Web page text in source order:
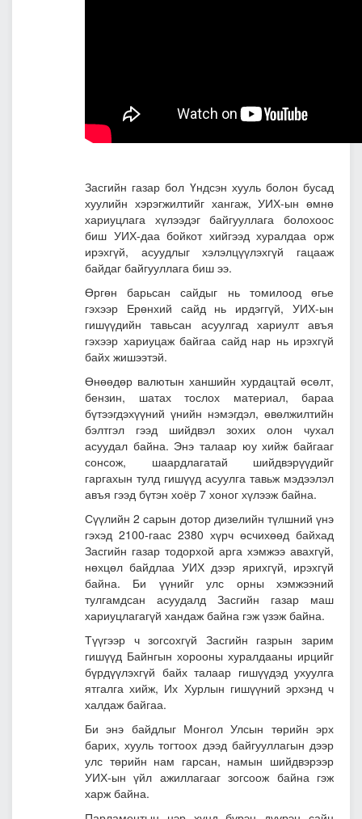
Засгийн газар бол Үндсэн хууль болон бусад
хуулийн хэрэгжилтийг хангаж, УИХ-ын өмнө
хариуцлага хүлээдэг байгууллага болохоос
биш УИХ-даа бойкот хийгээд хуралдаа орж
ирэхгүй, асуудлыг хэлэлцүүлэхгүй гацааж
байдаг байгууллага биш ээ.
Өргөн барьсан сайдыг нь томилоод өгье
гэхээр Ерөнхий сайд нь ирдэггүй, УИХ-ын
гишүүдийн тавьсан асуулгад хариулт авъя
гэхээр хариуцаж байгаа сайд нар нь ирэхгүй
байх жишээтэй.
Өнөөдөр валютын ханшийн хурдацтай өсөлт,
бензин, шатах тослох материал, бараа
бүтээгдэхүүний үнийн нэмэгдэл, өвөлжилтийн
бэлтгэл гээд шийдвэл зохих олон чухал
асуудал байна. Энэ талаар юу хийж байгааг
сонсож, шаардлагатай шийдвэрүүдийг
гаргахын тулд гишүүд асуулга тавьж мэдээлэл
авъя гээд бүтэн хоёр 7 хоног хүлээж байна.
Сүүлийн 2 сарын дотор дизелийн түлшний үнэ
гэхэд 2100-гаас 2380 хүрч өсчихөөд байхад
Засгийн газар тодорхой арга хэмжээ авахгүй,
нөхцөл байдлаа УИХ дээр ярихгүй, ирэхгүй
байна. Би үүнийг улс орны хэмжээний
тулгамдсан асуудалд Засгийн газар маш
хариуцлагагүй хандаж байна гэж үзэж байна.
Түүгээр ч зогсохгүй Засгийн газрын зарим
гишүүд Байнгын хорооны хуралдааны ирцийг
бүрдүүлэхгүй байх талаар гишүүдэд ухуулга
ятгалга хийж, Их Хурлын гишүүний эрхэнд ч
халдаж байгаа.
Би энэ байдлыг Монгол Улсын төрийн эрх
барих, хууль тогтоох дээд байгууллагын дээр
улс төрийн нам гарсан, намын шийдвэрээр
УИХ-ын үйл ажиллагааг зогсоож байна гэж
харж байна.